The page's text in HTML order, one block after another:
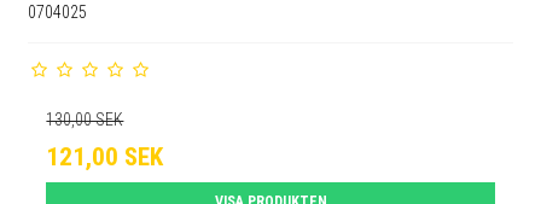
0704025
130,00 SEK
121,00 SEK